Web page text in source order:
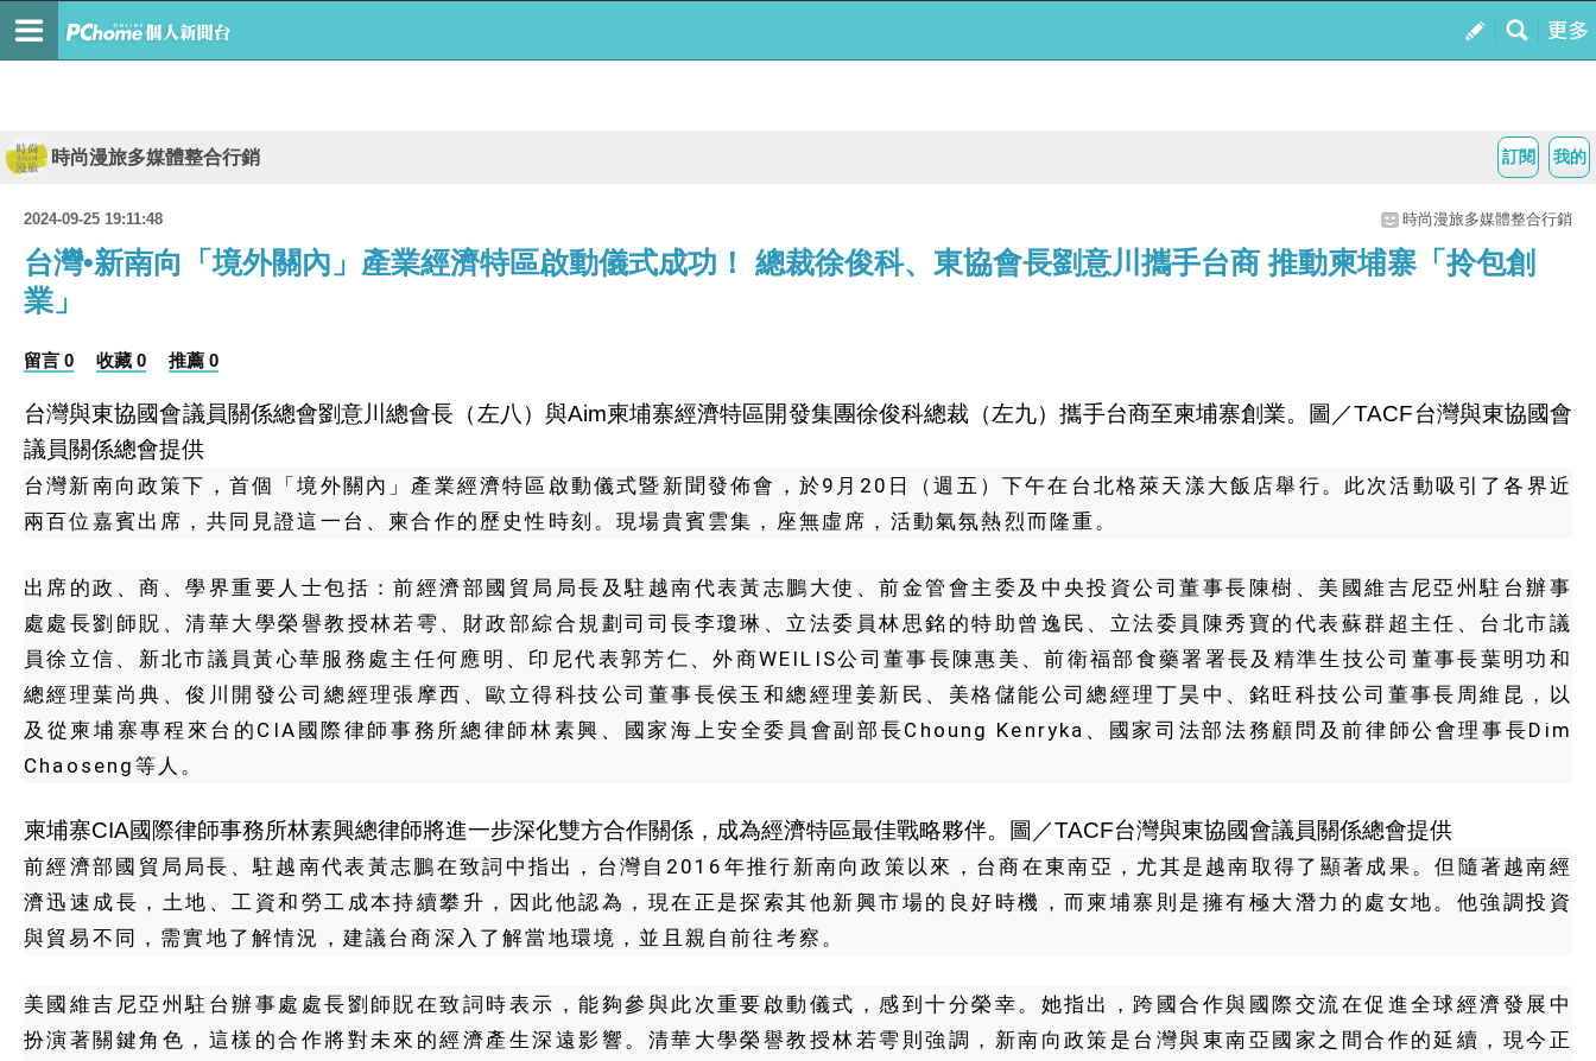
我的
訂閱
時尚漫旅多媒體整合行銷
2024-09-25 19:11:48 時尚漫旅多媒體整合行銷
台灣•新南向「境外關內」產業經濟特區啟動儀式成功！ 總裁徐俊科、東協會長劉意川攜手台商 推動柬埔寨「拎包創
業」
留言 0 收藏 0 推薦 0
台灣與東協國會議員關係總會劉意川總會長（左八）與Aim柬埔寨經濟特區開發集團徐俊科總裁（左九）攜手台商至柬埔寨創業。圖／TACF台灣與東協國會
議員關係總會提供
台灣新南向政策下，首個「境外關內」產業經濟特區啟動儀式暨新聞發佈會，於9月20日（週五）下午在台北格萊天漾大飯店舉行。此次活動吸引了各界近
兩百位嘉賓出席，共同見證這一台、柬合作的歷史性時刻。現場貴賓雲集，座無虛席，活動氣氛熱烈而隆重。
出席的政、商、學界重要人士包括：前經濟部國貿局局長及駐越南代表黃志鵬大使、前金管會主委及中央投資公司董事長陳樹、美國維吉尼亞州駐台辦事
處處長劉師貺、清華大學榮譽教授林若雩、財政部綜合規劃司司長李瓊琳、立法委員林思銘的特助曾逸民、立法委員陳秀寶的代表蘇群超主任、台北市議
員徐立信、新北市議員黃心華服務處主任何應明、印尼代表郭芳仁、外商WEILIS公司董事長陳惠美、前衛福部食藥署署長及精準生技公司董事長葉明功和
總經理葉尚典、俊川開發公司總經理張摩西、歐立得科技公司董事長侯玉和總經理姜新民、美格儲能公司總經理丁昊中、銘旺科技公司董事長周維昆，以
及從柬埔寨專程來台的CIA國際律師事務所總律師林素興、國家海上安全委員會副部長Choung Kenryka、國家司法部法務顧問及前律師公會理事長Dim
Chaoseng等人。
柬埔寨CIA國際律師事務所林素興總律師將進一步深化雙方合作關係，成為經濟特區最佳戰略夥伴。圖／TACF台灣與東協國會議員關係總會提供
前經濟部國貿局局長、駐越南代表黃志鵬在致詞中指出，台灣自2016年推行新南向政策以來，台商在東南亞，尤其是越南取得了顯著成果。但隨著越南經
濟迅速成長，土地、工資和勞工成本持續攀升，因此他認為，現在正是探索其他新興市場的良好時機，而柬埔寨則是擁有極大潛力的處女地。他強調投資
與貿易不同，需實地了解情況，建議台商深入了解當地環境，並且親自前往考察。
美國維吉尼亞州駐台辦事處處長劉師貺在致詞時表示，能夠參與此次重要啟動儀式，感到十分榮幸。她指出，跨國合作與國際交流在促進全球經濟發展中
扮演著關鍵角色，這樣的合作將對未來的經濟產生深遠影響。清華大學榮譽教授林若雩則強調，新南向政策是台灣與東南亞國家之間合作的延續，現今正